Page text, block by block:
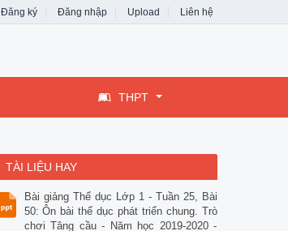
Đăng ký Đăng nhập Upload Liên hệ
THPT
TÀI LIỆU HAY
Bài giảng Thể dục Lớp 1 - Tuần 25, Bài
50: Ôn bài thể dục phát triển chung. Trò
chơi Tâng cầu - Năm học 2019-2020 -